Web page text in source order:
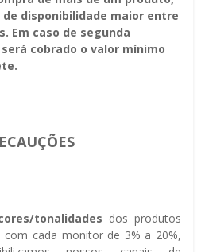
disponibilidade maior entre
Em caso de segunda
cobrado o valor mínimo
tonalidades dos produtos
cada monitor de 3% a 20%,